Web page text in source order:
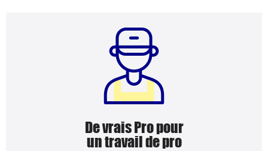
De vrais Pro pour
un travail de pro